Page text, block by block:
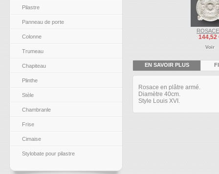
Pilastre
Panneau de porte
Colonne
Trumeau
Chapiteau
Plinthe
Stèle
Chambranle
Frise
Cimaise
Stylobate pour pilastre
144,52
Voir
EN SAVOIR PLUS
Rosace en plâtre armé.
Diamètre 40cm.
Style Louis XVI.